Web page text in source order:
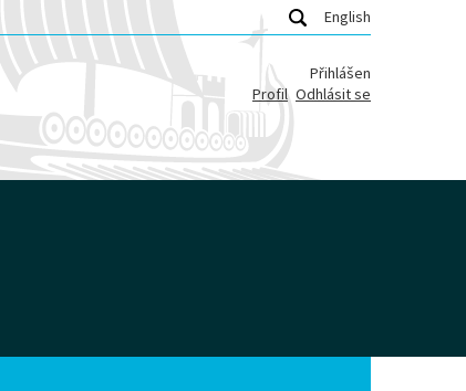
English
Přihlášen
Profil Odhlásit se